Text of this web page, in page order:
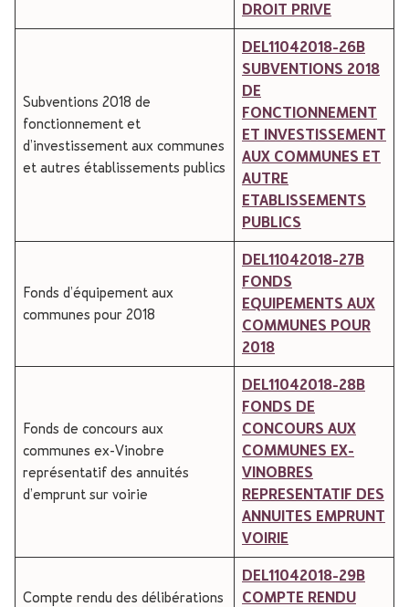
DROIT PRIVE
Subventions 2018 de
fonctionnement et
d’investissement aux communes
et autres établissements publics
DEL11042018-26B
SUBVENTIONS 2018
DE
FONCTIONNEMENT
ET INVESTISSEMENT
AUX COMMUNES ET
AUTRE
ETABLISSEMENTS
PUBLICS
Fonds d’équipement aux
communes pour 2018
DEL11042018-27B
FONDS
EQUIPEMENTS AUX
COMMUNES POUR
2018
Fonds de concours aux
communes ex-Vinobre
représentatif des annuités
d’emprunt sur voirie
DEL11042018-28B
FONDS DE
CONCOURS AUX
COMMUNES EX-
VINOBRES
REPRESENTATIF DES
ANNUITES EMPRUNT
VOIRIE
Compte rendu des délibérations
DEL11042018-29B
COMPTE RENDU